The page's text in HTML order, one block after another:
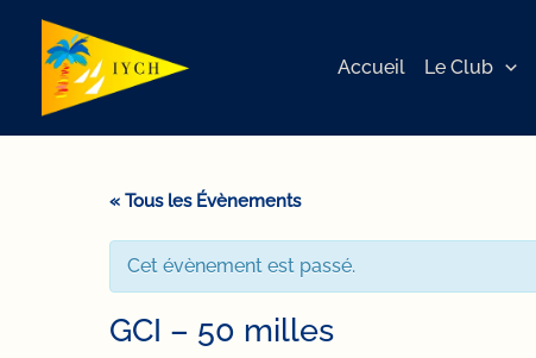
contenu
Accueil Le Club
« Tous les Évènements
Cet évènement est passé.
GCI – 50 milles